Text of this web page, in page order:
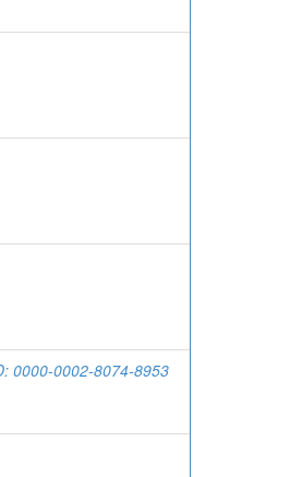
0000-0002-8074-8953